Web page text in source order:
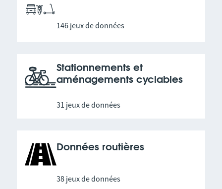
146 jeux de données
Stationnements et
aménagements cyclables
31 jeux de données
Données routières
38 jeux de données